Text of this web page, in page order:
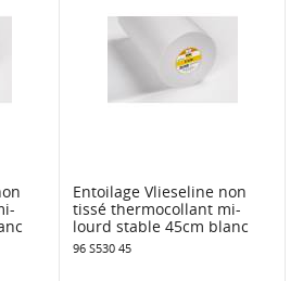
Entoilage Vlieseline non
tissé thermocollant mi-
lourd stable 45cm blanc
96 S530 45